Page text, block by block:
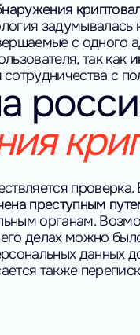
с одного
так как
с
преступным
органам.
делах можно
также